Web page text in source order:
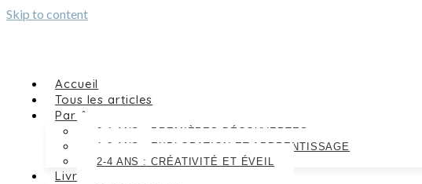
Skip to content
Accueil
Tous les articles
Par âge
0-1 ANS : PREMIÈRES DÉCOUVERTES
1-2 ANS : EXPLORATION ET APPRENTISSAGE
2-4 ANS : CRÉATIVITÉ ET ÉVEIL
Livres